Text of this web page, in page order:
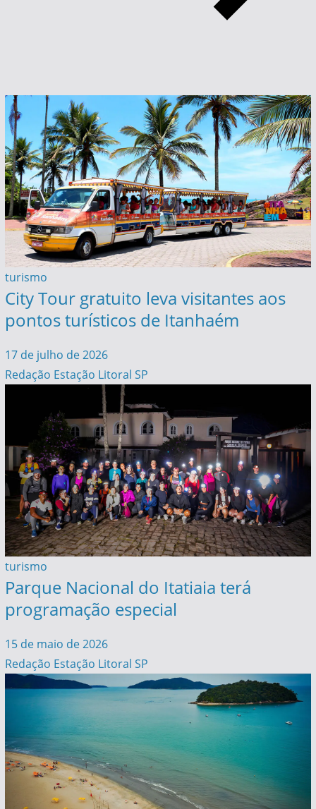
turismo
City Tour gratuito leva visitantes aos
pontos turísticos de Itanhaém
17 de julho de 2026
Redação Estação Litoral SP
turismo
Parque Nacional do Itatiaia terá
programação especial
15 de maio de 2026
Redação Estação Litoral SP